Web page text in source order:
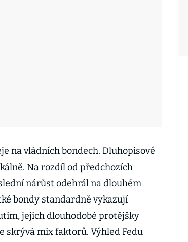
na vládních bondech. Dluhopisové
Na rozdíl od předchozích
nárůst odehrál na dlouhém
bondy standardně vykazují
jejich dlouhodobé protějšky
skrývá mix faktorů. Výhled Fedu